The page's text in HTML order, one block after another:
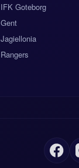
IFK Goteborg
Gent
Jagiellonia
Rangers